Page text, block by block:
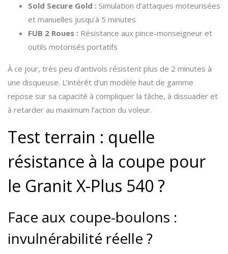
Sold Secure Gold : Simulation d’attaques moteurisées
et manuelles jusqu’à 5 minutes
FUB 2 Roues : Résistance aux pince-monseigneur et
outils motorisés portatifs
À ce jour, très peu d’antivols résistent plus de 2 minutes à
une disqueuse. L’intérêt d’un modèle haut de gamme
repose sur sa capacité à compliquer la tâche, à dissuader et
à retarder au maximum l’action du voleur.
Test terrain : quelle
résistance à la coupe pour
le Granit X-Plus 540 ?
Face aux coupe-boulons :
invulnérabilité réelle ?